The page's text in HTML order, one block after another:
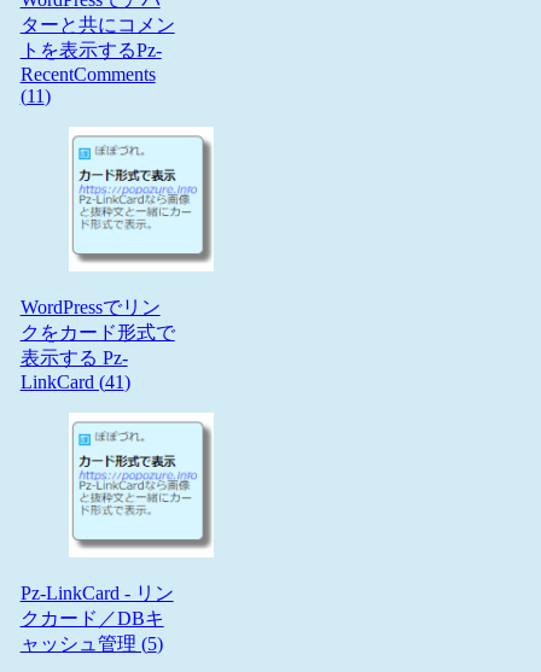
ターと共にコメン
トを表示するPz-
RecentComments
(11)
WordPressでリン
クをカード形式で
表示する Pz-
LinkCard (41)
Pz-LinkCard - リン
クカード／DBキ
ャッシュ管理 (5)